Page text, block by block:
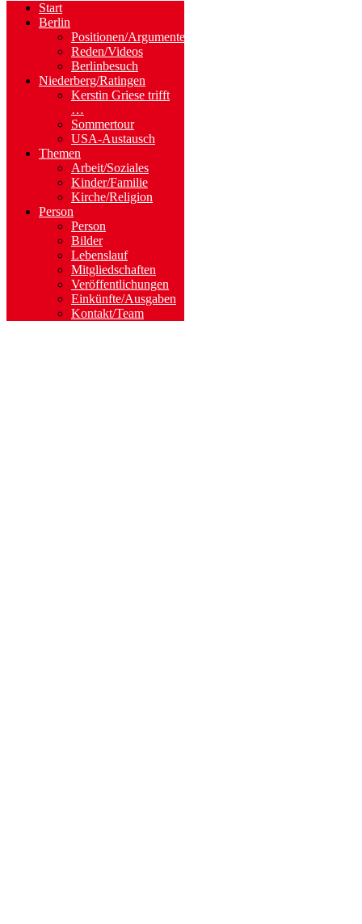
Start
Berlin
Positionen/Argumente
Reden/Videos
Berlinbesuch
Niederberg/Ratingen
Kerstin Griese trifft
…
Sommertour
USA-Austausch
Themen
Arbeit/Soziales
Kinder/Familie
Kirche/Religion
Person
Person
Bilder
Lebenslauf
Mitgliedschaften
Veröffentlichungen
Einkünfte/Ausgaben
Kontakt/Team